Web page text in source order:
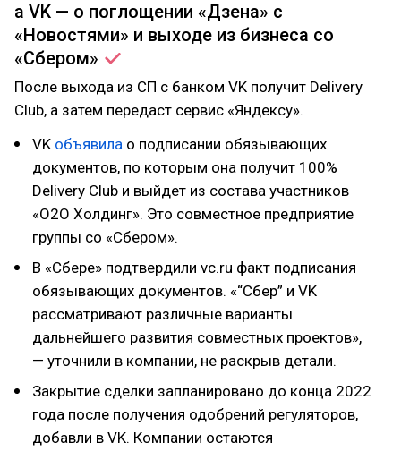
а VK — о поглощении «Дзена» с
«Новостями» и выходе из бизнеса со
«Сбером»
После выхода из СП с банком VK получит Delivery
Club, а затем передаст сервис «Яндексу».
VK объявила о подписании обязывающих
документов, по которым она получит 100%
Delivery Club и выйдет из состава участников
«О2О Холдинг». Это совместное предприятие
группы со «Сбером».
В «Сбере» подтвердили vc.ru факт подписания
обязывающих документов. «“Сбер” и VK
рассматривают различные варианты
дальнейшего развития совместных проектов»,
— уточнили в компании, не раскрыв детали.
Закрытие сделки запланировано до конца 2022
года после получения одобрений регуляторов,
добавли в VK. Компании остаются